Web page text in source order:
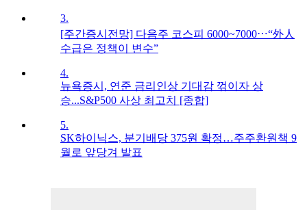
3.
[주간증시전망] 다음주 코스피 6000~7000⋯“外人
수급은 정책이 변수”
4.
뉴욕증시, 연준 금리인상 기대감 꺾이자 상
승...S&P500 사상 최고치 [종합]
5.
SK하이닉스, 분기배당 375원 확정…주주환원책 9
월로 앞당겨 발표